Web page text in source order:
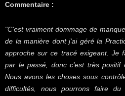
Commentaire :
"C’est vraiment dommage de
de la manière dont j’ai géré la
approche sur ce tracé exigeant. Je
par le passé, donc c’est très
Nous avons les choses sous
difficultés, nous pourrons faire